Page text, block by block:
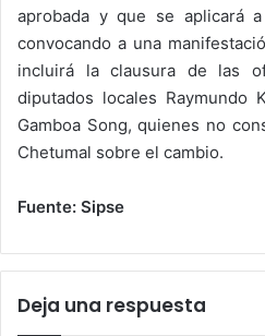
aprobada y que se aplicará
convocando a una
incluirá la clausura de las
diputados locales Raymundo
Gamboa Song, quienes no
Chetumal sobre el cambio.
Fuente: Sipse
Deja una respuesta